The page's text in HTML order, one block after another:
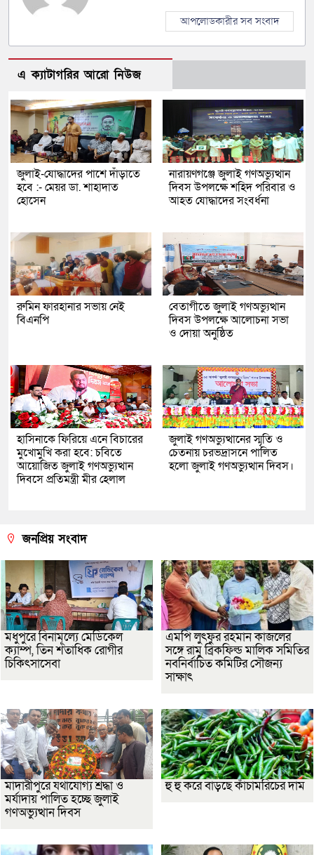
আপলোডকারীর সব সংবাদ
এ ক্যাটাগরির আরো নিউজ
জুলাই-যোদ্ধাদের পাশে দাঁড়াতে
হবে :- মেয়র ডা. শাহাদাত
হোসেন
নারায়ণগঞ্জে জুলাই গণঅভ্যুত্থান
দিবস উপলক্ষে শহিদ পরিবার ও
আহত যোদ্ধাদের সংবর্ধনা
রুমিন ফারহানার সভায় নেই
বিএনপি
বেতাগীতে জুলাই গণঅভ্যুত্থান
দিবস উপলক্ষে আলোচনা সভা
ও দোয়া অনুষ্ঠিত
হাসিনাকে ফিরিয়ে এনে বিচারের
মুখোমুখি করা হবে: চবিতে
আয়োজিত জুলাই গণঅভ্যুত্থান
দিবসে প্রতিমন্ত্রী মীর হেলাল
জুলাই গণঅভ্যুত্থানের স্মৃতি ও
চেতনায় চরভদ্রাসনে পালিত
হলো জুলাই গণঅভ্যুত্থান দিবস।
জনপ্রিয় সংবাদ
মধুপুরে বিনামূল্যে মেডিকেল
ক্যাম্প, তিন শতাধিক রোগীর
চিকিৎসাসেবা
এমপি লুৎফুর রহমান কাজলের
সঙ্গে রামু ব্রিকফিল্ড মালিক সমিতির
নবনির্বাচিত কমিটির সৌজন্য
সাক্ষাৎ
মাদারীপুরে যথাযোগ্য শ্রদ্ধা ও
মর্যাদায় পালিত হচ্ছে জুলাই
গণঅভ্যুত্থান দিবস
হু হু করে বাড়ছে কাঁচামরিচের দাম